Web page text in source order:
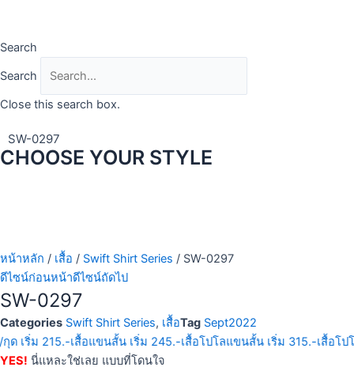
content
Search
Search
Close this search box.
SW-0297
CHOOSE YOUR STYLE
หน้าหลัก / เสื้อ / Swift Shirt Series / SW-0297
ดีไซน์ก่อนหน้าดีไซน์ถัดไป
SW-0297
Categories Swift Shirt Series, เสื้อTag Sept2022
ด เริ่ม 215.-เสื้อแขนสั้น เริ่ม 245.-เสื้อโปโลแขนสั้น เริ่ม 315.-เสื้อโป
YES! นี่แหละใช่เลย แบบที่โดนใจ